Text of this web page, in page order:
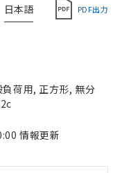
日本語 PDF出力
荷用, 正方形, 無分
情報更新